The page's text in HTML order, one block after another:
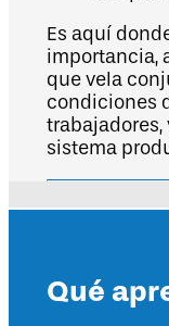
Es aquí
importancia,
que vela
condiciones
trabajadores,
sistema
Qué